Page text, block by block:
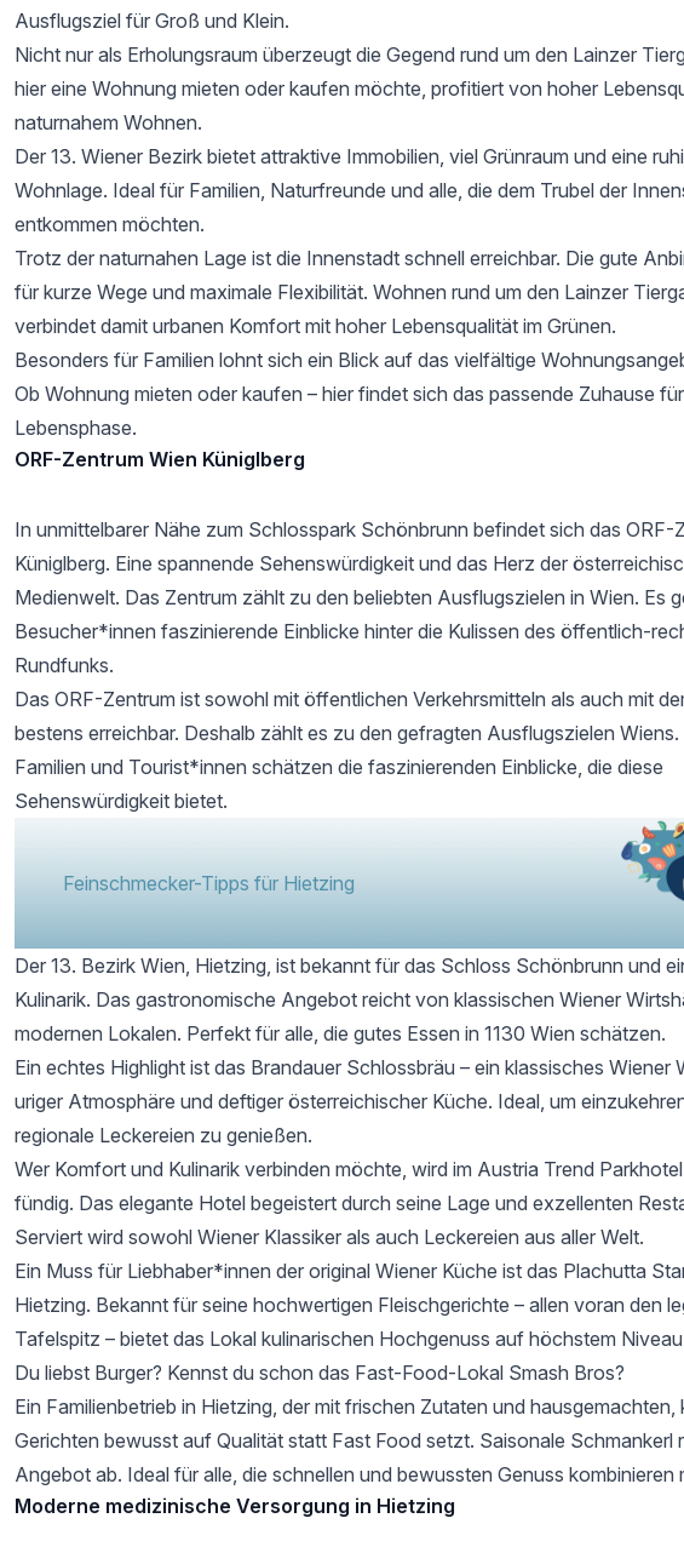
Ausflugsziel für Groß und Klein.
Nicht nur als Erholungsraum überzeugt die Gegend rund um den Lainzer
hier eine Wohnung mieten oder kaufen möchte, profitiert von hoher
naturnahem Wohnen.
Der 13. Wiener Bezirk bietet attraktive Immobilien, viel Grünraum und eine
Wohnlage. Ideal für Familien, Naturfreunde und alle, die dem Trubel der
entkommen möchten.
Trotz der naturnahen Lage ist die Innenstadt schnell erreichbar. Die gute
für kurze Wege und maximale Flexibilität. Wohnen rund um den Lainzer
verbindet damit urbanen Komfort mit hoher Lebensqualität im Grünen.
Besonders für Familien lohnt sich ein Blick auf das vielfältige
Ob Wohnung mieten oder kaufen – hier findet sich das passende Zuhause
Lebensphase.
ORF-Zentrum Wien Küniglberg
In unmittelbarer Nähe zum Schlosspark Schönbrunn befindet sich das ORF-
Küniglberg. Eine spannende Sehenswürdigkeit und das Herz der
Medienwelt. Das Zentrum zählt zu den beliebten Ausflugszielen in Wien. Es
Besucher*innen faszinierende Einblicke hinter die Kulissen des öffentlich-
Rundfunks.
Das ORF-Zentrum ist sowohl mit öffentlichen Verkehrsmitteln als auch mit
bestens erreichbar. Deshalb zählt es zu den gefragten Ausflugszielen
Familien und Tourist*innen schätzen die faszinierenden Einblicke, die diese
Sehenswürdigkeit bietet.
Feinschmecker-Tipps für Hietzing
Der 13. Bezirk Wien, Hietzing, ist bekannt für das Schloss Schönbrunn und
Kulinarik. Das gastronomische Angebot reicht von klassischen Wiener
modernen Lokalen. Perfekt für alle, die gutes Essen in 1130 Wien schätzen.
Ein echtes Highlight ist das Brandauer Schlossbräu – ein klassisches Wiener
uriger Atmosphäre und deftiger österreichischer Küche. Ideal, um
regionale Leckereien zu genießen.
Wer Komfort und Kulinarik verbinden möchte, wird im Austria Trend
fündig. Das elegante Hotel begeistert durch seine Lage und exzellenten
Serviert wird sowohl Wiener Klassiker als auch Leckereien aus aller Welt.
Ein Muss für Liebhaber*innen der original Wiener Küche ist das Plachutta
Hietzing. Bekannt für seine hochwertigen Fleischgerichte – allen voran den
Tafelspitz – bietet das Lokal kulinarischen Hochgenuss auf höchstem
Du liebst Burger? Kennst du schon das Fast-Food-Lokal Smash Bros?
Ein Familienbetrieb in Hietzing, der mit frischen Zutaten und hausgemachten,
Gerichten bewusst auf Qualität statt Fast Food setzt. Saisonale Schmankerl
Angebot ab. Ideal für alle, die schnellen und bewussten Genuss kombinieren
Moderne medizinische Versorgung in Hietzing